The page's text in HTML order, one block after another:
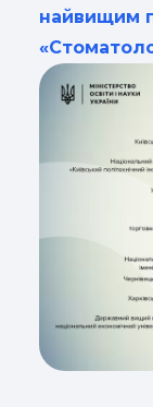
найвищим